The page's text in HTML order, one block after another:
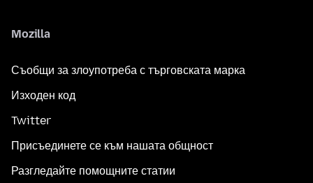
Mozilla
Съобщи за злоупотреба с търговската марка
Изходен код
Twitter
Присъединете се към нашата общност
Разгледайте помощните статии